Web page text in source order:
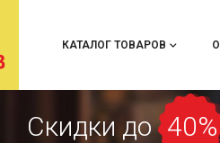
КАТАЛОГ ТОВАРОВ
Скидки до 40%